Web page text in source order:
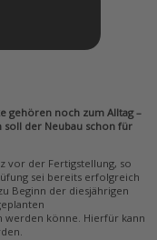
gehören noch zum Alltag –
der Neubau schon für
vor der Fertigstellung, so
sei bereits erfolgreich
Beginn der diesjährigen
werden könne. Hierfür kann